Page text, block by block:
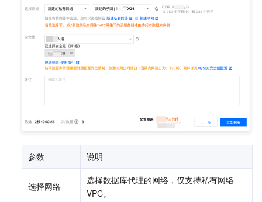
参数 说明
选择网络
选择数据库代理的网络，仅支持私有网络
VPC。